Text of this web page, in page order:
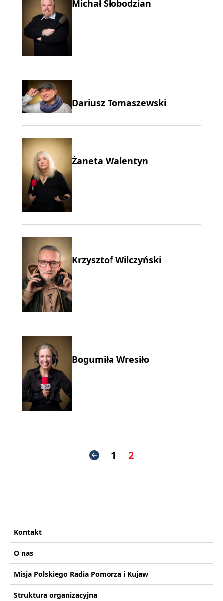
Michał Słobodzian
Dariusz Tomaszewski
Żaneta Walentyn
Krzysztof Wilczyński
Bogumiła Wresiło
1 2
Kontakt
O nas
Misja Polskiego Radia Pomorza i Kujaw
Struktura organizacyjna